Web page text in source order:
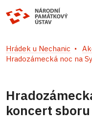
Hrádek u Nechanic
Hradozámecká noc na
koncert